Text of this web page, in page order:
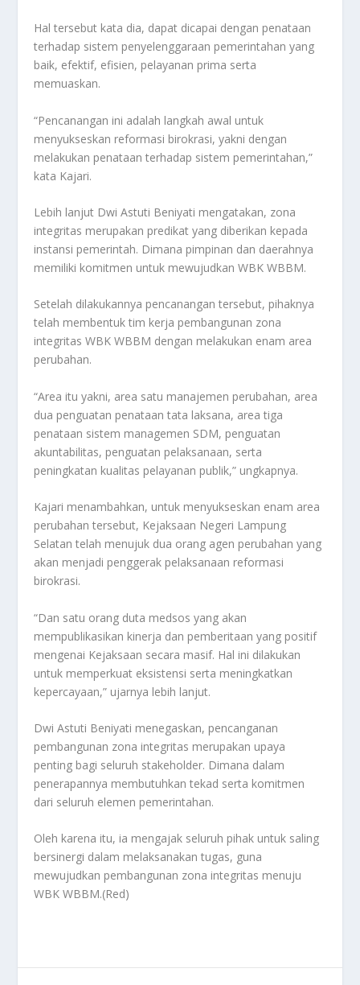
Hal tersebut kata dia, dapat dicapai dengan penataan
terhadap sistem penyelenggaraan pemerintahan yang
baik, efektif, efisien, pelayanan prima serta
memuaskan.
“Pencanangan ini adalah langkah awal untuk
menyukseskan reformasi birokrasi, yakni dengan
melakukan penataan terhadap sistem pemerintahan,”
kata Kajari.
Lebih lanjut Dwi Astuti Beniyati mengatakan, zona
integritas merupakan predikat yang diberikan kepada
instansi pemerintah. Dimana pimpinan dan daerahnya
memiliki komitmen untuk mewujudkan WBK WBBM.
Setelah dilakukannya pencanangan tersebut, pihaknya
telah membentuk tim kerja pembangunan zona
integritas WBK WBBM dengan melakukan enam area
perubahan.
“Area itu yakni, area satu manajemen perubahan, area
dua penguatan penataan tata laksana, area tiga
penataan sistem managemen SDM, penguatan
akuntabilitas, penguatan pelaksanaan, serta
peningkatan kualitas pelayanan publik,” ungkapnya.
Kajari menambahkan, untuk menyukseskan enam area
perubahan tersebut, Kejaksaan Negeri Lampung
Selatan telah menujuk dua orang agen perubahan yang
akan menjadi penggerak pelaksanaan reformasi
birokrasi.
“Dan satu orang duta medsos yang akan
mempublikasikan kinerja dan pemberitaan yang positif
mengenai Kejaksaan secara masif. Hal ini dilakukan
untuk memperkuat eksistensi serta meningkatkan
kepercayaan,” ujarnya lebih lanjut.
Dwi Astuti Beniyati menegaskan, pencanganan
pembangunan zona integritas merupakan upaya
penting bagi seluruh stakeholder. Dimana dalam
penerapannya membutuhkan tekad serta komitmen
dari seluruh elemen pemerintahan.
Oleh karena itu, ia mengajak seluruh pihak untuk saling
bersinergi dalam melaksanakan tugas, guna
mewujudkan pembangunan zona integritas menuju
WBK WBBM.(Red)